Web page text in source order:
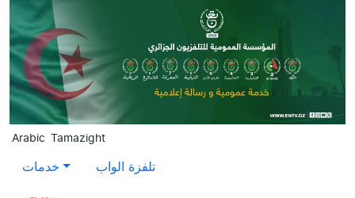
Skip to main content
Arabic Tamazight
خدمات تلفزة الواب